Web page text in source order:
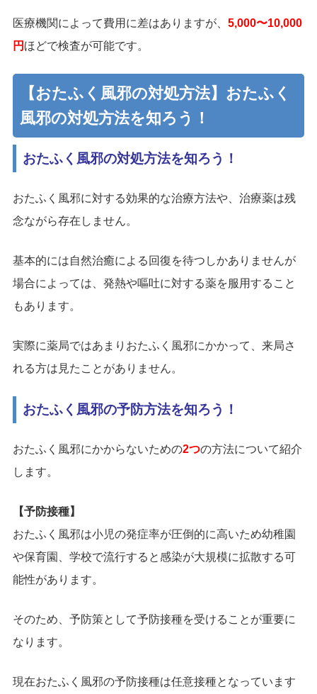
医療機関によって費用に差はありますが、 5,000〜10,000
円 ほどで検査が可能です。
【おたふく風邪の対処方法】おたふく
風邪の対処方法を知ろう！
おたふく風邪の対処方法を知ろう！
おたふく風邪に対する効果的な治療方法や、治療薬は残
念ながら存在しません。
基本的には自然治癒による回復を待つしかありませんが
場合によっては、発熱や嘔吐に対する薬を服用すること
もあります。
実際に薬局ではあまりおたふく風邪にかかって、来局さ
れる方は見たことがありません。
おたふく風邪の予防方法を知ろう！
おたふく風邪にかからないための2つの方法について紹介
します。
【予防接種】
おたふく風邪は小児の発症率が圧倒的に高いため幼稚園
や保育園、学校で流行すると感染が大規模に拡散する可
能性があります。
そのため、予防策として予防接種を受けることが重要に
なります。
現在おたふく風邪の予防接種は任意接種となっています